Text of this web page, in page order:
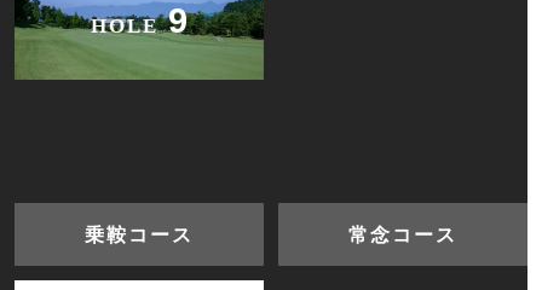
HOLE9
乗鞍コース 常念コース